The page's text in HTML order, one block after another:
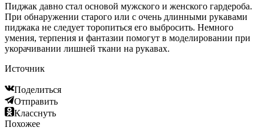
Пиджак давно стал основой мужского и женского гардероба.
При обнаружении старого или с очень длинными рукавами
пиджака не следует торопиться его выбросить. Немного
умения, терпения и фантазии помогут в моделировании при
укорачивании лишней ткани на рукавах.
Источник
Поделиться
Отправить
Класснуть
Похожее